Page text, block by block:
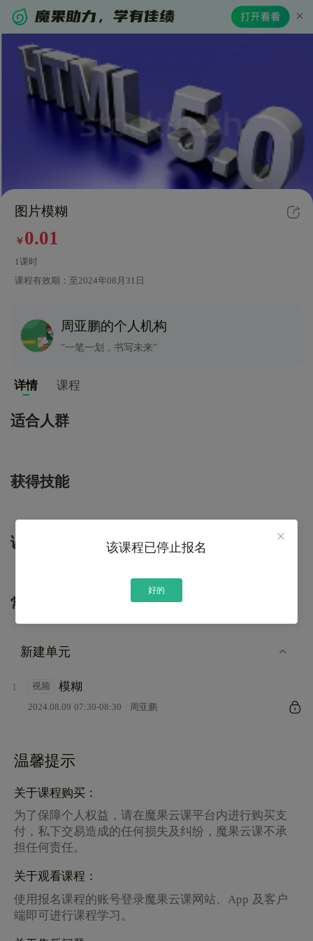
图片模糊
￥0.01
1课时
课程有效期：至2024年08月31日
周亚鹏的个人机构
“一笔一划，书写未来”
详情 课程
适合人群
获得技能
课程大纲
常见问题
新建单元
1 视频 模糊
2024.08.09 07:30-08:30 周亚鹏
温馨提示
关于课程购买：
为了保障个人权益，请在魔果云课平台内进行购买支
付，私下交易造成的任何损失及纠纷，魔果云课不承
担任何责任。
关于观看课程：
使用报名课程的账号登录魔果云课网站、App 及客户
端即可进行课程学习。
该课程已停止报名
好的